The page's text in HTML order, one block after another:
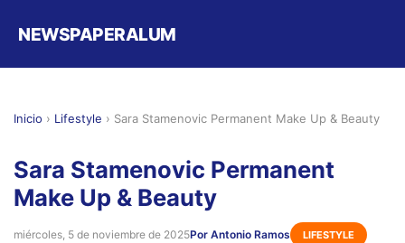
NEWSPAPERALUM
Inicio › Lifestyle › Sara Stamenovic Permanent Make Up & Beauty
Sara Stamenovic Permanent
Make Up & Beauty
miércoles, 5 de noviembre de 2025Por Antonio Ramos LIFESTYLE